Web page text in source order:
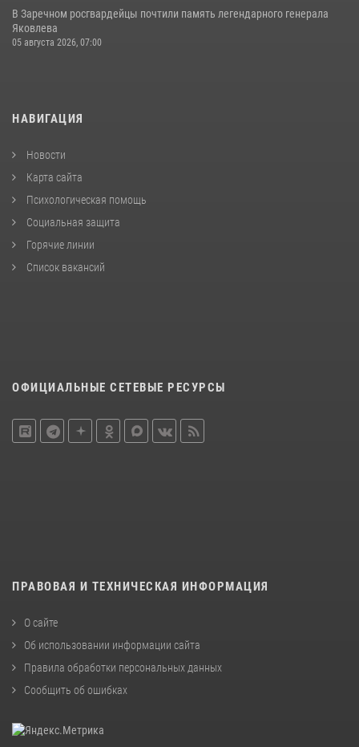
В Заречном росгвардейцы почтили память легендарного генерала
Яковлева
05 августа 2026, 07:00
НАВИГАЦИЯ
Новости
Карта сайта
Психологическая помощь
Социальная защита
Горячие линии
Список вакансий
ОФИЦИАЛЬНЫЕ СЕТЕВЫЕ РЕСУРСЫ
ПРАВОВАЯ И ТЕХНИЧЕСКАЯ ИНФОРМАЦИЯ
О сайте
Об использовании информации сайта
Правила обработки персональных данных
Сообщить об ошибках